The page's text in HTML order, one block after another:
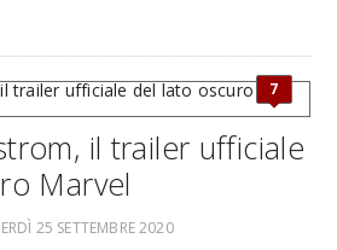
7
il trailer ufficiale
Marvel
25 SETTEMBRE 2020